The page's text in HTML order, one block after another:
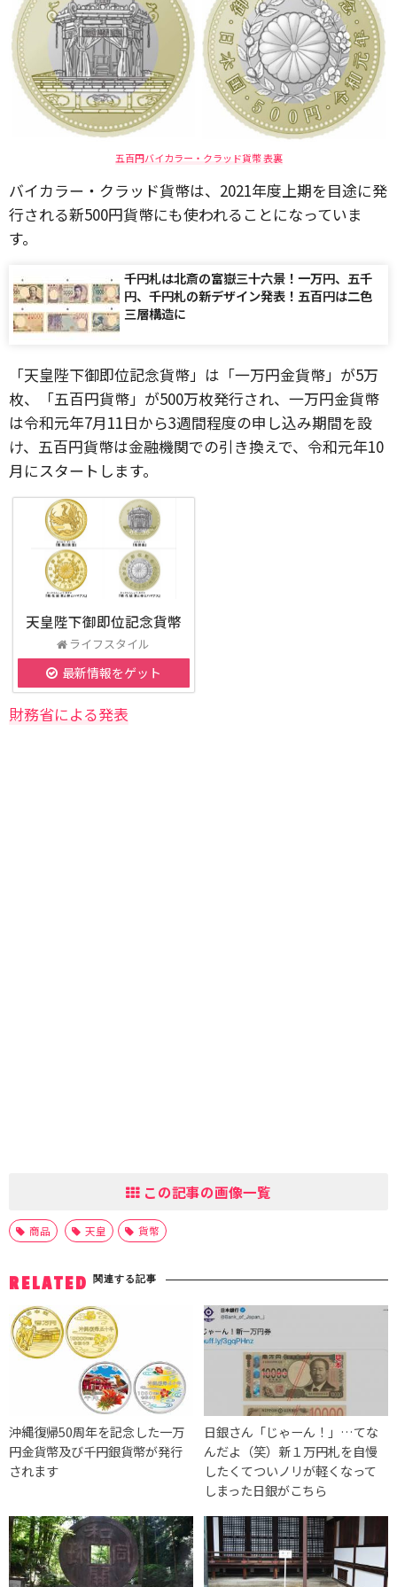
五百円バイカラー・クラッド貨幣 表裏
バイカラー・クラッド貨幣は、2021年度上期を目途に発
行される新500円貨幣にも使われることになっていま
す。
千円札は北斎の富嶽三十六景！一万円、五千
円、千円札の新デザイン発表！五百円は二色
三層構造に
「天皇陛下御即位記念貨幣」は「一万円金貨幣」が5万
枚、「五百円貨幣」が500万枚発行され、一万円金貨幣
は令和元年7月11日から3週間程度の申し込み期間を設
け、五百円貨幣は金融機関での引き換えで、令和元年10
月にスタートします。
天皇陛下御即位記念貨幣
ライフスタイル
最新情報をゲット
財務省による発表
この記事の画像一覧
商品 天皇 貨幣
RELATED 関連する記事
沖縄復帰50周年を記念した一万
円金貨幣及び千円銀貨幣が発行
されます
日銀さん「じゃーん！」…てな
んだよ（笑）新１万円札を自慢
したくてついノリが軽くなって
しまった日銀がこちら